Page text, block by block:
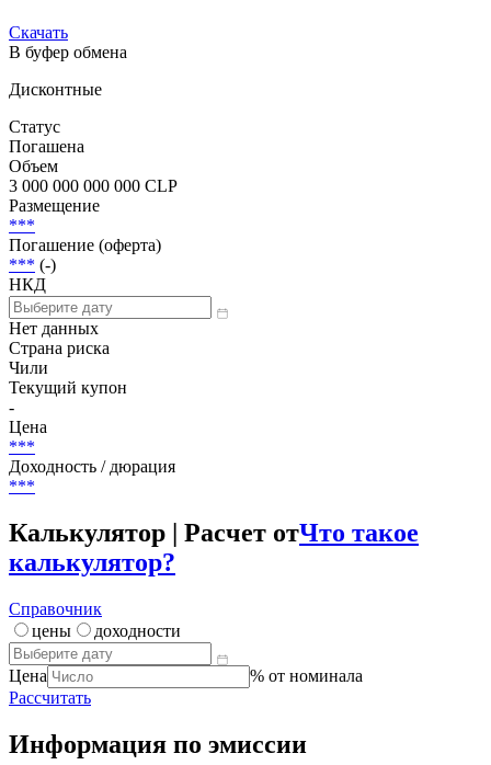
Скачать
В буфер обмена
Дисконтные
Статус
Погашена
Объем
3 000 000 000 000 CLP
Размещение
***
Погашение (оферта)
*** (-)
НКД
Нет данных
Страна риска
Чили
Текущий купон
-
Цена
***
Доходность / дюрация
***
Калькулятор | Расчет отЧто такое
калькулятор?
Справочник
цены
доходности
Цена
% от номинала
Рассчитать
Информация по эмиссии